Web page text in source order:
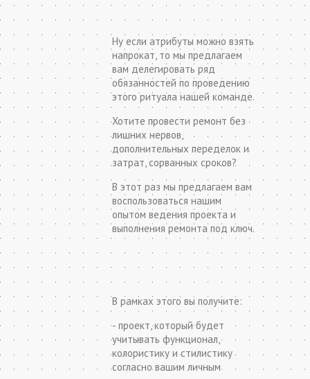
Ну если атрибуты можно взять
напрокат, то мы предлагаем
вам делегировать ряд
обязанностей по проведению
этого ритуала нашей команде.
Хотите провести ремонт без
лишних нервов,
дополнительных переделок и
затрат, сорванных сроков?
В этот раз мы предлагаем вам
воспользоваться нашим
опытом ведения проекта и
выполнения ремонта под ключ.
В рамках этого вы получите:
- проект, который будет
учитывать функционал,
колористику и стилистику
согласно вашим личным